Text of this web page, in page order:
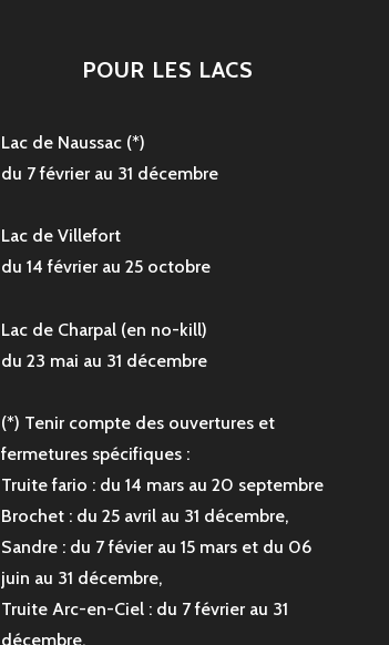
POUR LES LACS
Lac de Naussac (*)
du 7 février au 31 décembre
Lac de Villefort
du 14 février au 25 octobre
Lac de Charpal (en no-kill)
du 23 mai au 31 décembre
(*) Tenir compte des ouvertures et
fermetures spécifiques :
Truite fario : du 14 mars au 20 septembre
Brochet : du 25 avril au 31 décembre,
Sandre : du 7 févier au 15 mars et du 06
juin au 31 décembre,
Truite Arc-en-Ciel : du 7 février au 31
décembre.